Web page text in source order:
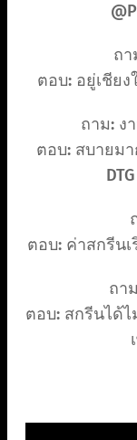
ถ
ตอบ: อยู่เชีย
ถาม: ง
ตอบ: สบายมา
ตอบ: ค่าสกรีน
ถา
ตอบ: สกรีนได้